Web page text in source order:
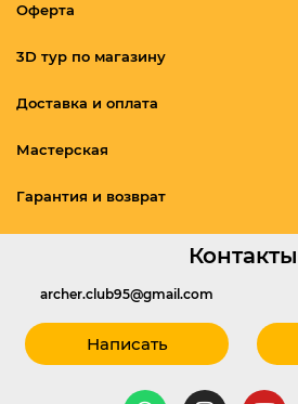
Оферта
3D тур по магазину
Доставка и оплата
Мастерская
Гарантия и возврат
Контакты
archer.club95@gmail.com
Написать